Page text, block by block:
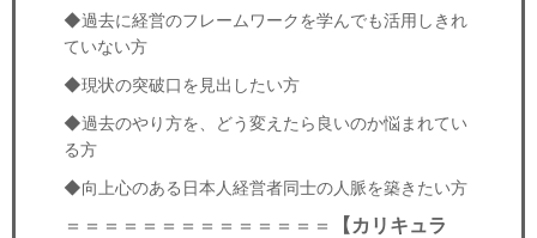
◆過去に経営のフレームワークを学んでも活用しきれ
ていない方
◆現状の突破口を見出したい方
◆過去のやり方を、どう変えたら良いのか悩まれてい
る方
◆向上心のある日本人経営者同士の人脈を築きたい方
＝＝＝＝＝＝＝＝＝＝＝＝＝＝
【カリキュラ